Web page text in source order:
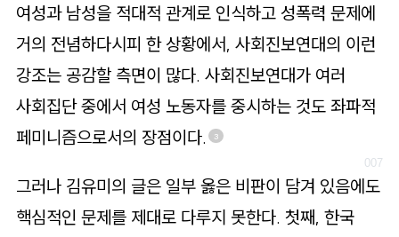
여성과 남성을 적대적 관계로 인식하고 성폭력 문제에
거의 전념하다시피 한 상황에서, 사회진보연대의 이런
강조는 공감할 측면이 많다. 사회진보연대가 여러
사회집단 중에서 여성 노동자를 중시하는 것도 좌파적
페미니즘으로서의 장점이다.
3
그러나 김유미의 글은 일부 옳은 비판이 담겨 있음에도
핵심적인 문제를 제대로 다루지 못한다. 첫째, 한국